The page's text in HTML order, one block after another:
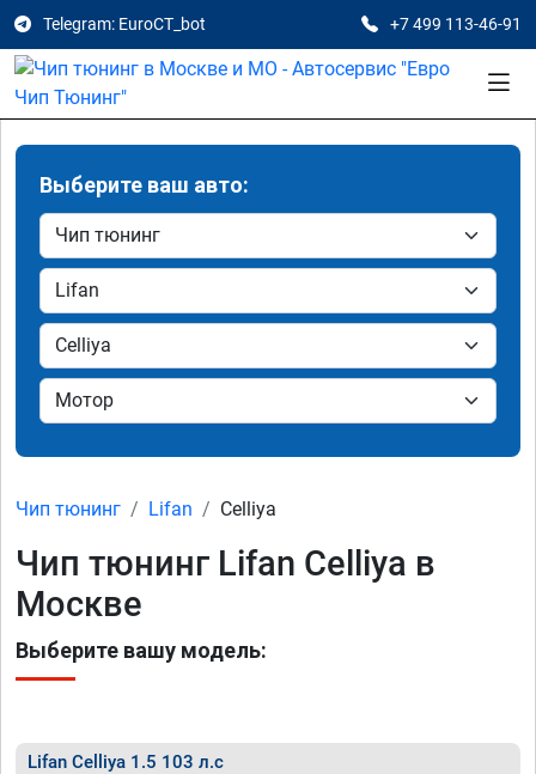
Telegram: EuroCT_bot +7 499 113-46-91
Выберите ваш авто:
Чип тюнинг Lifan Celliya
Чип тюнинг Lifan Celliya в
Москве
Выберите вашу модель:
Lifan Celliya 1.5 103 л.с